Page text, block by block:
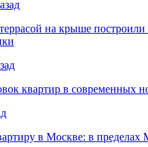
на крыше построили
квартир в современных
в Москве: в